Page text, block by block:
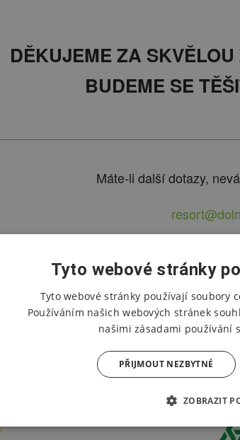
DĚKUJEME ZA
BUDEME SE
Máte-li další dotazy,
Tyto webové stránky
Tyto webové stránky používají soubory
Používáním našich webových stránek
našimi zásadami používání
PŘIJMOUT NEZBYTNÉ
ZOBRAZIT